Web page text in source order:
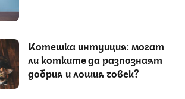
Котешка интуиция: могат
ли котките да разпознаят
добрия и лошия човек?